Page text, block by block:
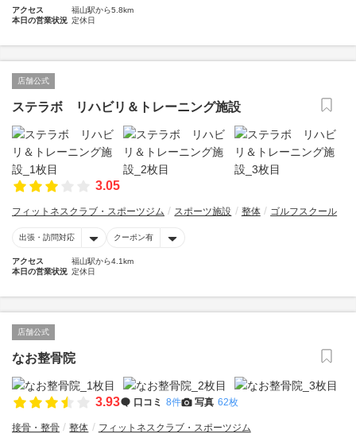
アクセス
福山駅から5.8km
本日の営業状況 定休日
店舗公式
ステラボ リハビリ＆トレーニング施設
3.05
フィットネスクラブ・スポーツジム スポーツ施設 整体 ゴルフスクール
出張・訪問対応 クーポン有
アクセス
福山駅から4.1km
本日の営業状況 定休日
店舗公式
なお整骨院
3.93 口コミ 8件 写真 62枚
接骨・整骨 整体 フィットネスクラブ・スポーツジム